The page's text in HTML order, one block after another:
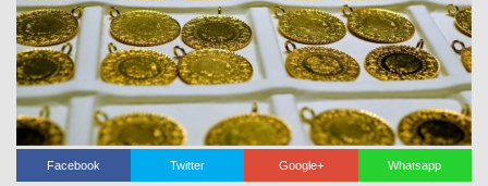
Facebook Twitter Google+ Whatsapp
KÜNYE
İLETİŞİM